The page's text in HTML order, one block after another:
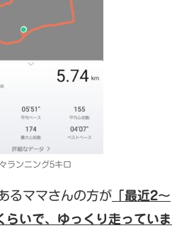
ランニング5キロ
るママさんの方が 「最近2～
いで、ゆっくり走っていま